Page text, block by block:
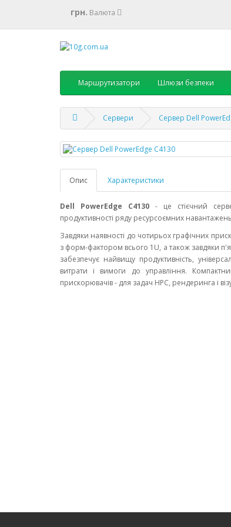
грн. Валюта
Маршрутизатори Шлюзи безпеки
Сервери Cервер Dell
Опис Характеристики
Dell PowerEdge C4130- це стієчний
продуктивності ряду ресурсоємних
Завдяки наявності до чотирьох графічних
з форм-фактором всього 1U, а також завдяки
забезпечує найвищу продуктивність,
витрати і вимоги до управління.
прискорювачів - для задач HPC, рендеринга і